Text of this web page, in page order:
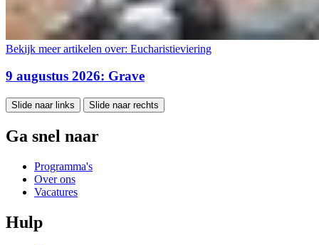
Bekijk meer artikelen over: Eucharistieviering
9 augustus 2026: Grave
Slide naar links Slide naar rechts
Ga snel naar
Programma's
Over ons
Vacatures
Hulp